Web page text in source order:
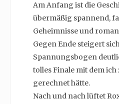
Am Anfang ist die
übermäßig spannend,
Geheimnisse und
Gegen Ende steigert
Spannungsbogen
tolles Finale mit dem
gerechnet hätte.
Nach und nach lüftet